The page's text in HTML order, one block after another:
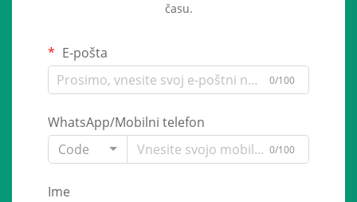
času.
E-pošta
0/100
WhatsApp/Mobilni telefon
Code
0/100
Ime